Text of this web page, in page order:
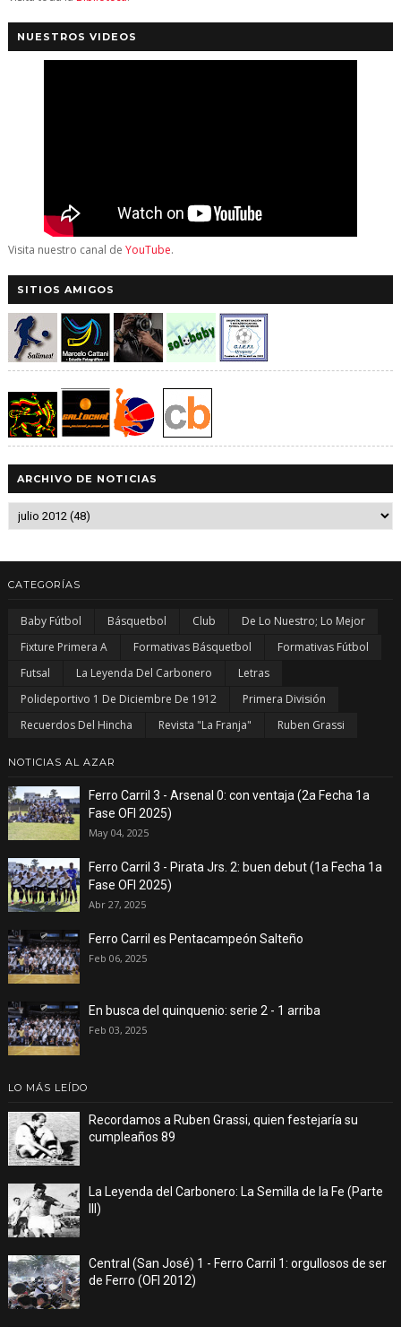
NUESTROS VIDEOS
Visita nuestro canal de YouTube.
SITIOS AMIGOS
ARCHIVO DE NOTICIAS
CATEGORÍAS
Baby Fútbol Básquetbol Club
De Lo Nuestro; Lo Mejor
Fixture Primera A
Formativas Básquetbol
Formativas Fútbol
Futsal
La Leyenda Del Carbonero
Letras
Polideportivo 1 De Diciembre De 1912
Primera División
Recuerdos Del Hincha
Revista "La Franja" Ruben Grassi
NOTICIAS AL AZAR
Ferro Carril 3 - Arsenal 0: con ventaja (2a Fecha 1a
Fase OFI 2025)
May 04, 2025
Ferro Carril 3 - Pirata Jrs. 2: buen debut (1a Fecha 1a
Fase OFI 2025)
Abr 27, 2025
Ferro Carril es Pentacampeón Salteño
Feb 06, 2025
En busca del quinquenio: serie 2 - 1 arriba
Feb 03, 2025
LO MÁS LEÍDO
Recordamos a Ruben Grassi, quien festejaría su
cumpleaños 89
La Leyenda del Carbonero: La Semilla de la Fe (Parte
III)
Central (San José) 1 - Ferro Carril 1: orgullosos de ser
de Ferro (OFI 2012)